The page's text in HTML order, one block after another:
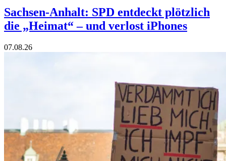
Sachsen-Anhalt: SPD entdeckt plötzlich
die „Heimat“ – und verlost iPhones
07.08.26